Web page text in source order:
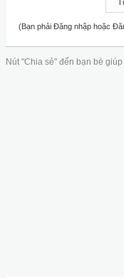
(Bạn phải Đăng nhập hoặc
Nút "Chia sẻ" đến bạn bè